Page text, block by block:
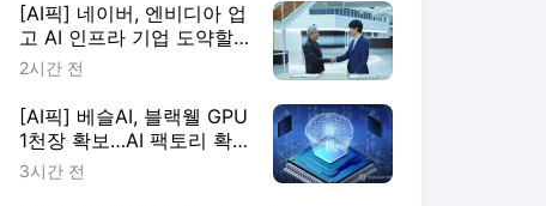
[AI픽] 네이버, 엔비디아 업
고 AI 인프라 기업 도약할
까
2시간 전
[AI픽] 베슬AI, 블랙웰 GPU
1천장 확보…AI 팩토리 확
장
3시간 전